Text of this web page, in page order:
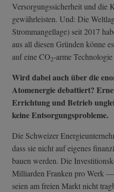
Versorgungssicherheit und die
gewährleisten. Und: Die
Strommangellage) seit 2017
aus all diesen Gründen könne
auf eine CO2-arme
Wird dabei auch über die
Atomenergie debattiert?
Errichtung und Betrieb
keine Entsorgungsprobleme.
Die Schweizer
dass sie nicht auf eigenes
bauen werden. Die
Milliarden Franken pro Werk —
seien am freien Markt nicht